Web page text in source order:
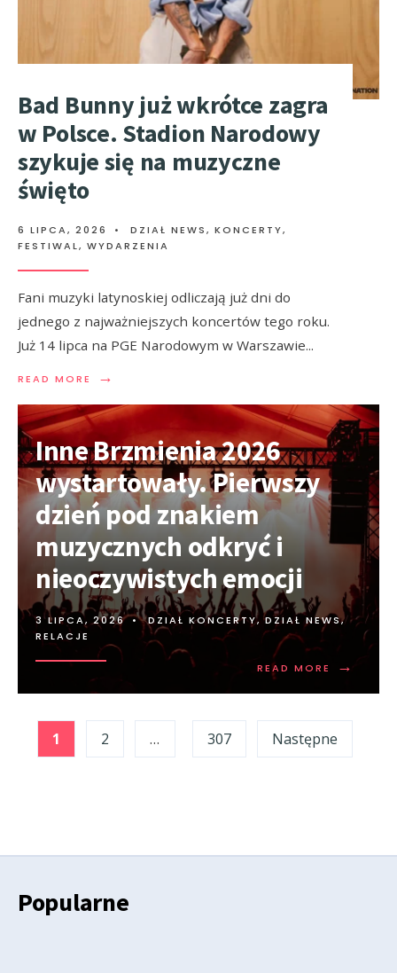
Bad Bunny już wkrótce zagra
w Polsce. Stadion Narodowy
szykuje się na muzyczne
święto
6 LIPCA, 2026 • DZIAŁ NEWS, KONCERTY,
FESTIWAL, WYDARZENIA
Fani muzyki latynoskiej odliczają już dni do
jednego z najważniejszych koncertów tego roku.
Już 14 lipca na PGE Narodowym w Warszawie...
READ MORE →
Inne Brzmienia 2026
wystartowały. Pierwszy
dzień pod znakiem
muzycznych odkryć i
nieoczywistych emocji
3 LIPCA, 2026 • DZIAŁ KONCERTY,DZIAŁ NEWS,
RELACJE
READ MORE →
Stronicowanie
wpisów
1 2 … 307 Następne
Popularne